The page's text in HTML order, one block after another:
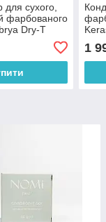
для сухого,
фарбованого
Dry-T
мл
1